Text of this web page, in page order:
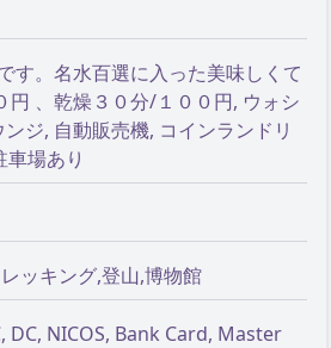
す。名水百選に入った美味しくて
、乾燥３０分/１００円, ウォシ
ジ, 自動販売機, コインランドリ
場あり
ッキング,登山,博物館
DC, NICOS, Bank Card, Master